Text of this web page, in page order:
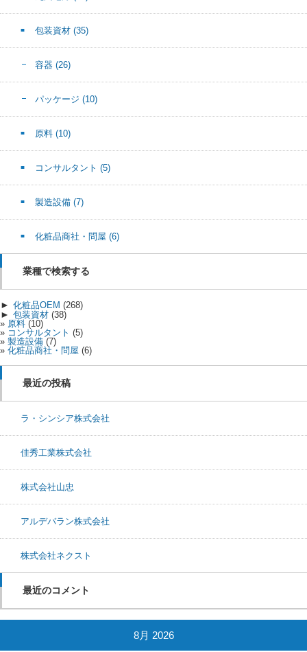
包装資材 (35)
容器 (26)
パッケージ (10)
原料 (10)
コンサルタント (5)
製造設備 (7)
化粧品商社・問屋 (6)
業種で検索する
► 化粧品OEM (268)
► 包装資材 (38)
原料 (10)
コンサルタント (5)
製造設備 (7)
化粧品商社・問屋 (6)
最近の投稿
ラ・シンシア株式会社
佳秀工業株式会社
株式会社山忠
アルデバラン株式会社
株式会社ネクスト
最近のコメント
8月 2026